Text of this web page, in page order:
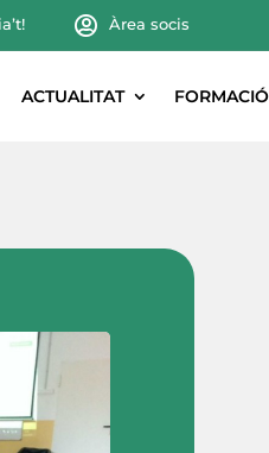
Àrea socis
ACTUALITAT FORMACIÓ